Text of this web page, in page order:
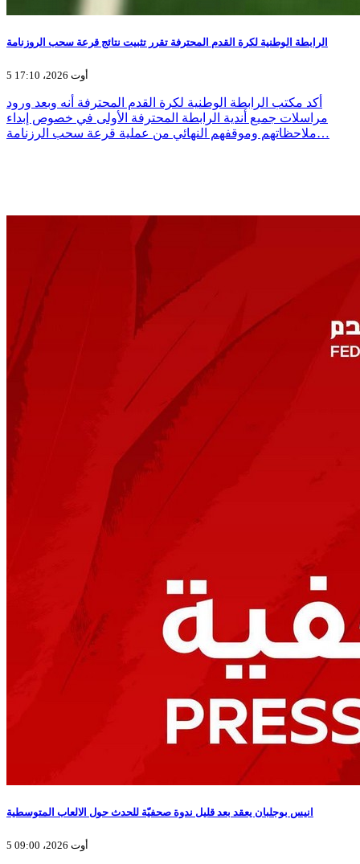
الرابطة الوطنية لكرة القدم المحترفة تقرر تثبيت نتائج قرعة سحب الروزنامة
5 أوت 2026، 17:10
أكد مكتب الرابطة الوطنية لكرة القدم المحترفة أنه وبعد ورود
مراسلات جميع أندية الرابطة المحترفة الأولى في خصوص إبداء
ملاحظاتهم وموقفهم النهائي من عملية قرعة سحب الرزنامة…
انيس بوجلبان يعقد بعد قليل ندوة صحفيّة للحدث حول الالعاب المتوسطية
5 أوت 2026، 09:00